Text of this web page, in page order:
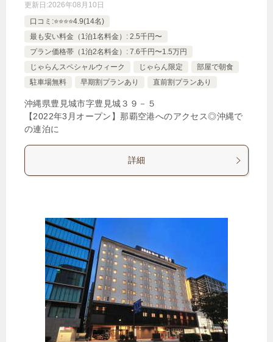
更新日:2026年08月10日
口コミ:⭐️⭐️⭐️⭐️4.9(14名)
最も安い料金（1泊1名料金）: 2.5千円〜
プラン価格帯（1泊2名料金）: 7.6千円〜1.5万円
じゃらんスペシャルウィーク
じゃらん限定
部屋で朝食
駐車場無料
早期割プランあり 直前割プランあり
沖縄県豊見城市字豊見城３９－５
【2022年3月オープン】那覇空港へのアクセス◎沖縄で
の連泊に
詳細